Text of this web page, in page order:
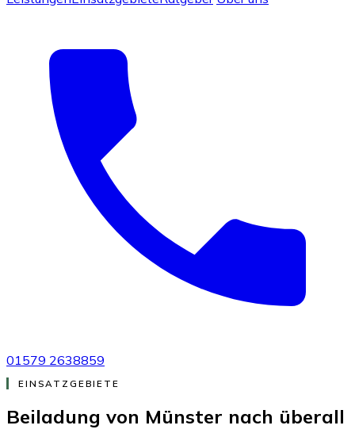
01579 2638859
EINSATZGEBIETE
Beiladung von Münster nach überall